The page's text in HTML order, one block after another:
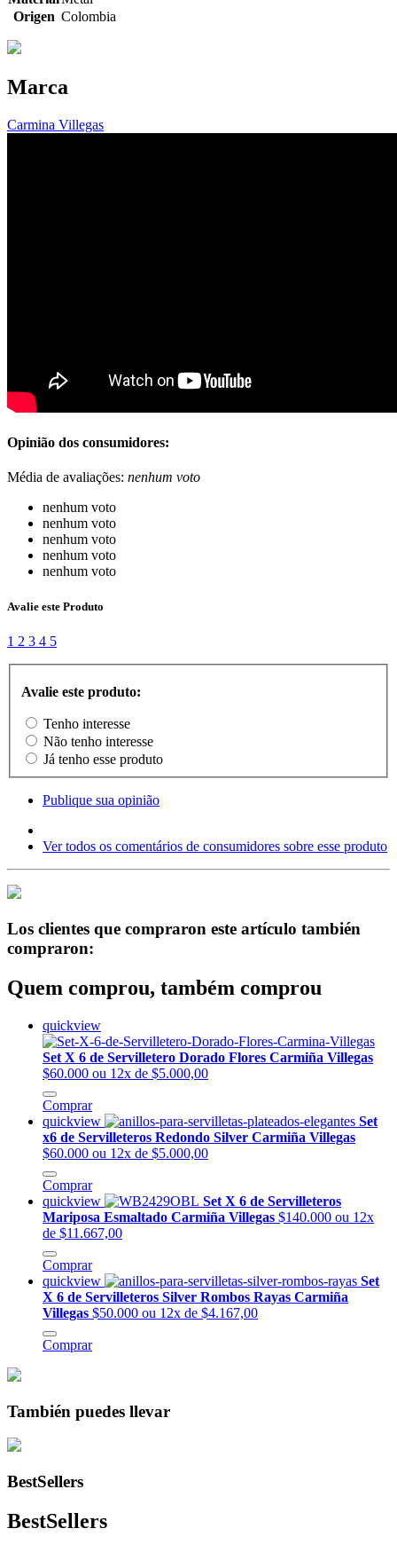
Origen Colombia
Marca
Carmina Villegas
Opinião dos consumidores:
Média de avaliações: nenhum voto
nenhum voto
nenhum voto
nenhum voto
nenhum voto
nenhum voto
Avalie este Produto
1 2 3 4 5
Avalie este produto:
Tenho interesse
Não tenho interesse
Já tenho esse produto
Publique sua opinião
Ver todos os comentários de consumidores sobre esse produto
Los clientes que compraron este artículo también
compraron:
Quem comprou, também comprou
quickview
Set X 6 de Servilletero Dorado Flores Carmiña Villegas
$60.000 ou 12x de $5.000,00
Comprar
quickview
Set
x6 de Servilleteros Redondo Silver Carmiña Villegas
$60.000 ou 12x de $5.000,00
Comprar
quickview
Set X 6 de Servilleteros
Mariposa Esmaltado Carmiña Villegas $140.000 ou 12x
de $11.667,00
Comprar
quickview
Set
X 6 de Servilleteros Silver Rombos Rayas Carmiña
Villegas $50.000 ou 12x de $4.167,00
Comprar
También puedes llevar
BestSellers
BestSellers